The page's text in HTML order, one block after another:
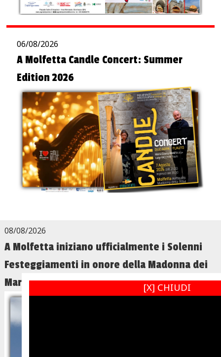
06/08/2026
A Molfetta Candle Concert: Summer
Edition 2026
08/08/2026
A Molfetta iniziano ufficialmente i Solenni
Festeggiamenti in onore della Madonna dei
Martiri
[X] CHIUDI